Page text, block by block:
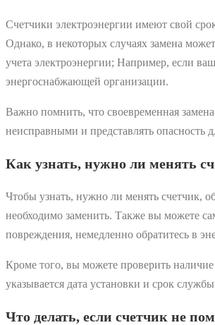
Счетчики электроэнергии имеют свой
Однако, в некоторых случаях замена
учета электроэнергии; Например, если
энергоснабжающей организации.
Важно помнить, что своевременная
неисправными и представлять опасность
Как узнать, нужно ли менять
Чтобы узнать, нужно ли менять счетчик,
необходимо заменить. Также вы можете
повреждения, немедленно обратитесь в
Кроме того, вы можете проверить
указывается дата установки и срок
Что делать, если счетчик не